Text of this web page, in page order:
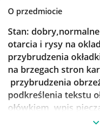
O przedmiocie
Stan:
otarcia i rysy na
przybrudzenia
na brzegach stron
przybrudzenia
podkreślenia tekstu
ołówkiem wpis
sprzedawany